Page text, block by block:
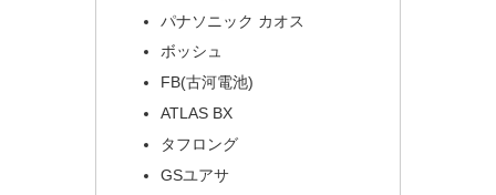
パナソニック カオス
ボッシュ
FB(古河電池)
ATLAS BX
タフロング
GSユアサ